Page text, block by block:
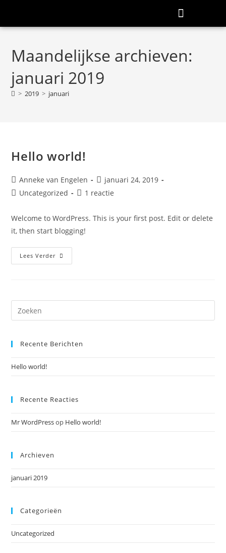
Maandelijkse archieven:
januari 2019
> 2019 > januari
Hello world!
Anneke van Engelen
januari 24, 2019
Uncategorized
1 reactie
Welcome to WordPress. This is your first post. Edit or delete
it, then start blogging!
Lees Verder
Recente Berichten
Hello world!
Recente Reacties
Mr WordPressop Hello world!
Archieven
januari 2019
Categorieën
Uncategorized